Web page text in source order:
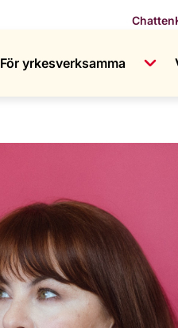
Chatten
För yrkesverksamma